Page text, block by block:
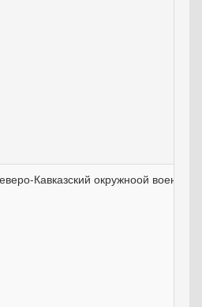
Кавказский окружноой военный